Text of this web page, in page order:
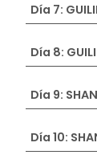
Día 7:
Día 8:
Día 9:
Día 10: